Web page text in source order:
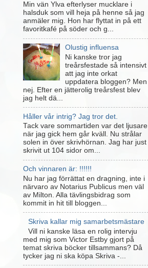
Min vän Ylva efterlyser mucklare i
halsduk som vill heja på henne så jag
anmäler mig. Hon har flyttat in på ett
favoritkafé på söder och g...
Olustig influensa
Ni kanske tror jag
treårsfestade så intensivt
att jag inte orkat
uppdatera bloggen? Men
nej. Efter en jätterolig treårsfest blev
jag helt dä...
Håller vår intrig? Jag tror det.
Tack vare sommartiden var det ljusare
när jag gick hem går kväll. Nu strålar
solen in över skrivhörnan. Jag har just
skrivit ut 104 sidor om...
Och vinnaren är: !!!!!!
Nu har jag förrättat en dragning, inte i
närvaro av Notarius Publicus men väl
av Milton. Alla tävlingsbidrag som
kommit in hit till bloggen...
Skriva kallar mig samarbetsmästare
Vill ni kanske läsa en rolig intervju
med mig som Victor Estby gjort på
temat skriva böcker tillsammans? Då
tycker jag ni ska köpa Skriva -...